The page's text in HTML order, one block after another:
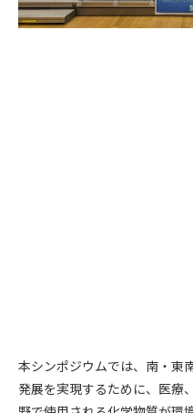
本シンポジウムでは、南・東
発展を実現するために、医療